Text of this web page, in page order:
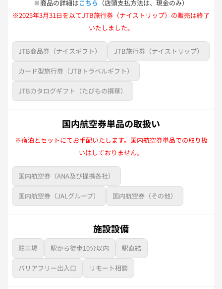
※商品の詳細はこちら （店頭支払方法は、現金のみ）
※2025年3月31日を以てJTB旅行券（ナイストリップ）の販売は終了
いたしました。
JTB商品券（ナイスギフト） JTB旅行券（ナイストリップ）
カード型旅行券（JTBトラベルギフト）
JTBカタログギフト（たびもの撰華）
国内航空券単品の取扱い
※宿泊とセットにてお手配いたします。国内航空券単品での取り扱
いはしておりません。
国内航空券（ANA及び提携各社）
国内航空券（JALグループ） 国内航空券（その他）
施設設備
駐車場 駅から徒歩10分以内 駅直結
バリアフリー出入口 リモート相談